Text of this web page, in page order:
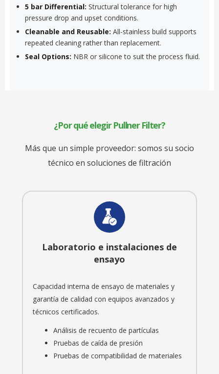
5 bar Differential: Structural tolerance for high
pressure drop and upset conditions.
Cleanable and Reusable: All-stainless build supports
repeated cleaning rather than replacement.
Seal Options: NBR or silicone to suit the process fluid.
¿Por qué elegir Pullner Filter?
Más que un simple proveedor: somos su socio
técnico en soluciones de filtración
Laboratorio e instalaciones de
ensayo
Capacidad interna de ensayo de materiales y
garantía de calidad con equipos avanzados y
técnicos certificados.
Análisis de recuento de partículas
Pruebas de caída de presión
Pruebas de compatibilidad de materiales